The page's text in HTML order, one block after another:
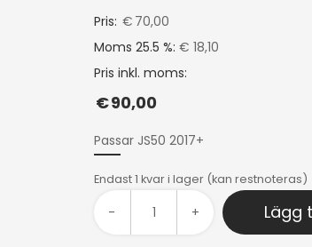
Pris: € 70,00
Moms 25.5 %: € 18,10
Pris inkl. moms:
€90,00
Passar JS50 2017+
Endast 1 kvar i lager (kan restnoteras)
- + Lägg